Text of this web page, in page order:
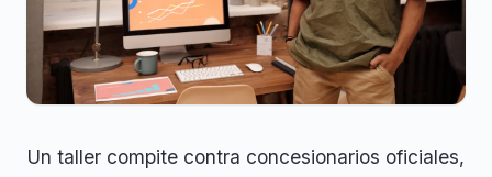
Un taller compite contra concesionarios oficiales,